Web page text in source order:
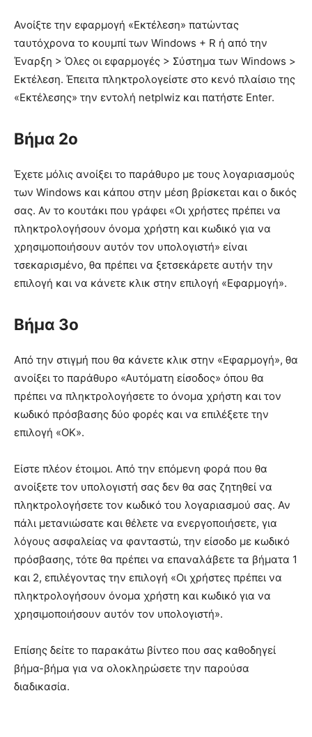
Ανοίξτε την εφαρμογή «Εκτέλεση» πατώντας
ταυτόχρονα το κουμπί των Windows + R ή από την
Έναρξη > Όλες οι εφαρμογές > Σύστημα των Windows >
Εκτέλεση. Έπειτα πληκτρολογείστε στο κενό πλαίσιο της
«Εκτέλεσης» την εντολή netplwiz και πατήστε Enter.
Βήμα 2ο
Έχετε μόλις ανοίξει το παράθυρο με τους λογαριασμούς
των Windows και κάπου στην μέση βρίσκεται και ο δικός
σας. Αν το κουτάκι που γράφει «Οι χρήστες πρέπει να
πληκτρολογήσουν όνομα χρήστη και κωδικό για να
χρησιμοποιήσουν αυτόν τον υπολογιστή» είναι
τσεκαρισμένο, θα πρέπει να ξετσεκάρετε αυτήν την
επιλογή και να κάνετε κλικ στην επιλογή «Εφαρμογή».
Βήμα 3ο
Από την στιγμή που θα κάνετε κλικ στην «Εφαρμογή», θα
ανοίξει το παράθυρο «Αυτόματη είσοδος» όπου θα
πρέπει να πληκτρολογήσετε το όνομα χρήστη και τον
κωδικό πρόσβασης δύο φορές και να επιλέξετε την
επιλογή «OK».
Είστε πλέον έτοιμοι. Από την επόμενη φορά που θα
ανοίξετε τον υπολογιστή σας δεν θα σας ζητηθεί να
πληκτρολογήσετε τον κωδικό του λογαριασμού σας. Αν
πάλι μετανιώσατε και θέλετε να ενεργοποιήσετε, για
λόγους ασφαλείας να φανταστώ, την είσοδο με κωδικό
πρόσβασης, τότε θα πρέπει να επαναλάβετε τα βήματα 1
και 2, επιλέγοντας την επιλογή «Οι χρήστες πρέπει να
πληκτρολογήσουν όνομα χρήστη και κωδικό για να
χρησιμοποιήσουν αυτόν τον υπολογιστή».
Επίσης δείτε το παρακάτω βίντεο που σας καθοδηγεί
βήμα-βήμα για να ολοκληρώσετε την παρούσα
διαδικασία.